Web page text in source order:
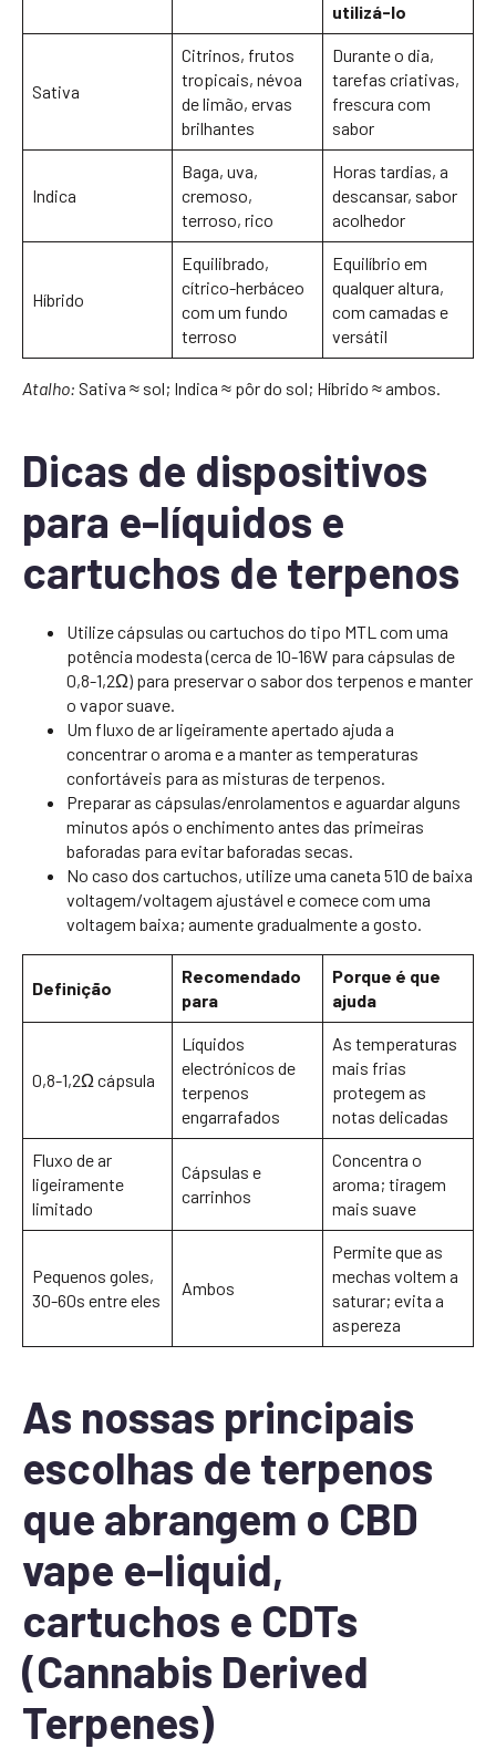
utilizá-lo
Sativa
Citrinos, frutos
tropicais, névoa
de limão, ervas
brilhantes
Durante o dia,
tarefas criativas,
frescura com
sabor
Indica
Baga, uva,
cremoso,
terroso, rico
Horas tardias, a
descansar, sabor
acolhedor
Híbrido
Equilibrado,
cítrico-herbáceo
com um fundo
terroso
Equilíbrio em
qualquer altura,
com camadas e
versátil
Atalho: Sativa ≈ sol; Indica ≈ pôr do sol; Híbrido ≈ ambos.
Dicas de dispositivos
para e-líquidos e
cartuchos de terpenos
Utilize cápsulas ou cartuchos do tipo MTL com uma
potência modesta (cerca de 10-16W para cápsulas de
0,8-1,2Ω) para preservar o sabor dos terpenos e manter
o vapor suave.
Um fluxo de ar ligeiramente apertado ajuda a
concentrar o aroma e a manter as temperaturas
confortáveis para as misturas de terpenos.
Preparar as cápsulas/enrolamentos e aguardar alguns
minutos após o enchimento antes das primeiras
baforadas para evitar baforadas secas.
No caso dos cartuchos, utilize uma caneta 510 de baixa
voltagem/voltagem ajustável e comece com uma
voltagem baixa; aumente gradualmente a gosto.
Definição
Recomendado
para
Porque é que
ajuda
0,8-1,2Ω cápsula
Líquidos
electrónicos de
terpenos
engarrafados
As temperaturas
mais frias
protegem as
notas delicadas
Fluxo de ar
ligeiramente
limitado
Cápsulas e
carrinhos
Concentra o
aroma; tiragem
mais suave
Pequenos goles,
30-60s entre eles
Ambos
Permite que as
mechas voltem a
saturar; evita a
aspereza
As nossas principais
escolhas de terpenos
que abrangem o CBD
vape e-liquid,
cartuchos e CDTs
(Cannabis Derived
Terpenes)